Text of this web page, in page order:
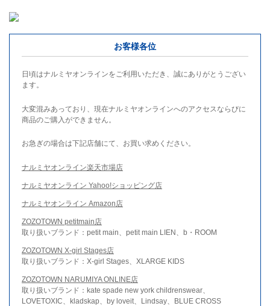
お客様各位
日頃はナルミヤオンラインをご利用いただき、誠にありがとうござい
ます。
大変混みあっており、現在ナルミヤオンラインへのアクセスならびに
商品のご購入ができません。
お急ぎの場合は下記店舗にて、お買い求めください。
ナルミヤオンライン楽天市場店
ナルミヤオンライン Yahoo!ショッピング店
ナルミヤオンライン Amazon店
ZOZOTOWN petitmain店
取り扱いブランド：petit main、petit main LIEN、b・ROOM
ZOZOTOWN X-girl Stages店
取り扱いブランド：X-girl Stages、XLARGE KIDS
ZOZOTOWN NARUMIYA ONLINE店
取り扱いブランド：kate spade new york childrenswear、
LOVETOXIC、kladskap、by loveit、Lindsay、BLUE CROSS